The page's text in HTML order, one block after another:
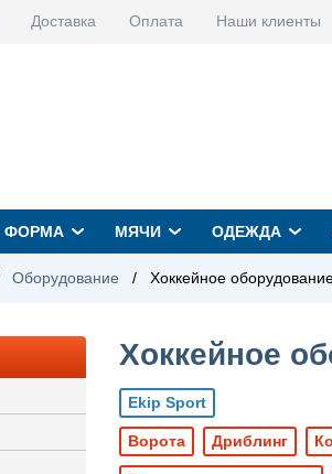
Доставка Оплата Наши клиенты
ФОРМА МЯЧИ ОДЕЖДА
Оборудование / Хоккейное
Хоккейное
Ekip Sport
Ворота Дриблинг